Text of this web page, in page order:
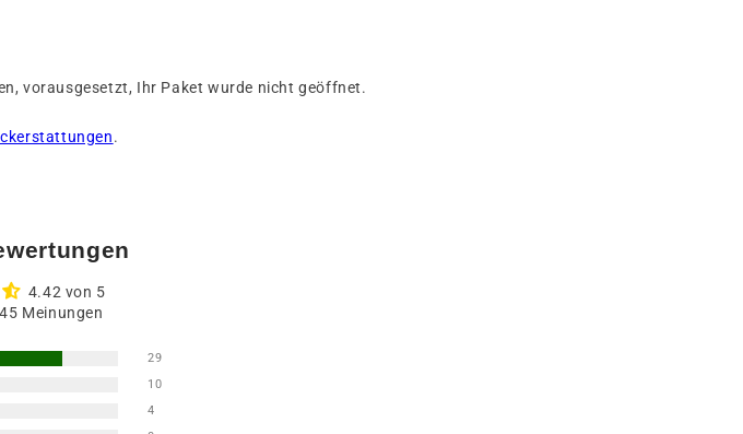
vorausgesetzt, Ihr Paket wurde nicht geöffnet.
.
4.42 von 5
Meinungen
29
10
4